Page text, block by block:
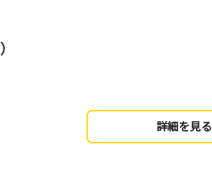
詳細を見る